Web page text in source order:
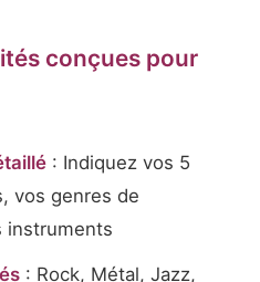
conçues pour
: Indiquez vos 5
vos genres de
instruments
: Rock, Métal, Jazz,